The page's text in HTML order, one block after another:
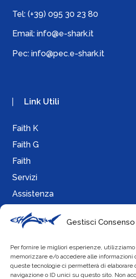
Gestisci
Per fornire le migliori esperienze,
memorizzare e/o accedere alle informazioni
queste tecnologie ci permetterà di elaborare
navigazione o ID unici su questo sito. Non
Tel: (+39) 095 30 23 80
Email: info@e-shark.it
Pec: info@pec.e-shark.it
Link Utili
Faith K
Faith G
Faith
Servizi
Assistenza
Cookie Policy